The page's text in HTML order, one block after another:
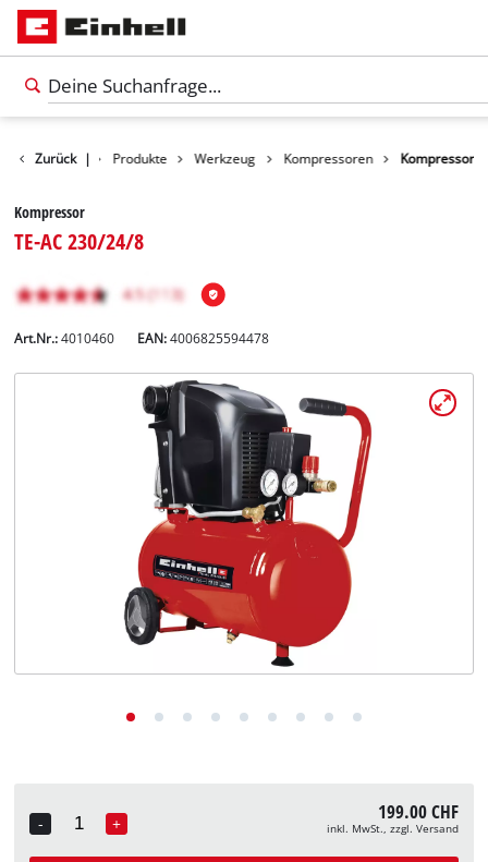
Zurück | Produkte Werkzeug Kompressoren Kompressor
Kompressor
TE-AC 230/24/8
Art.Nr.: 4010460 EAN:4006825594478
-
Quantity
+ 199.00 CHF
inkl. MwSt., zzgl. Versand